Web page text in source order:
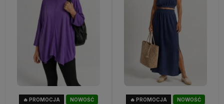
NOWOŚĆ
🔥 PROMOCJA NOWOŚĆ
🔥 PROMOCJA